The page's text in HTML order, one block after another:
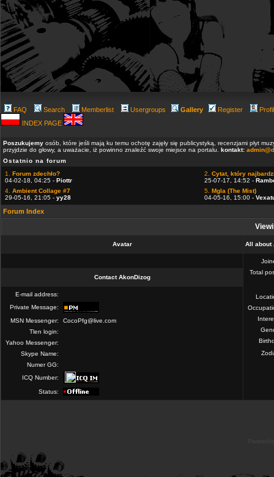
FAQ Search Memberlist Usergroups Gallery Register
INDEX PAGE
Poszukujemy osób, które jeśli mają ku temu ochotę zajęły się publicystyką, recenzjami płyt
przyjdzie do głowy, a uważacie, iż powinno znaleźć swoje miejsce na portalu. kontakt:
Ostatnio na forum
1. Forum zdechło?
04-02-18, 04:25 - Piottr
2. Cytat, który
25-07-17, 14:52 -
4. Ambient Collage #7
29-05-16, 21:05 - yy28
5. Mgla (The Mist)
04-05-16, 15:00 -
Forum Index
Avatar All about
Total
Contact AkonDizog
E-mail address:
Private Message:
MSN Messenger:
CocoPfg@live.com
Tlen login:
Yahoo Messenger:
Skype Name:
Numer GG:
ICQ Number:
Status: